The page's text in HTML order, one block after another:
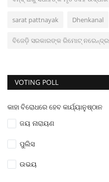
sarat pattnayak Dhenkanal
ବିଜେଡ଼ି ସରକାରଙ୍କ ରିମୋଟ୍ ନରେନ୍ଦ୍ର
VOTING POLL
କାହା ବିରୋଧରେ ହେବ କାର୍ଯ୍ୟାନୁଷ୍ଠାନ
ଜୟ ନାରାୟଣ
ପୁଲିସ
ଉଭୟ